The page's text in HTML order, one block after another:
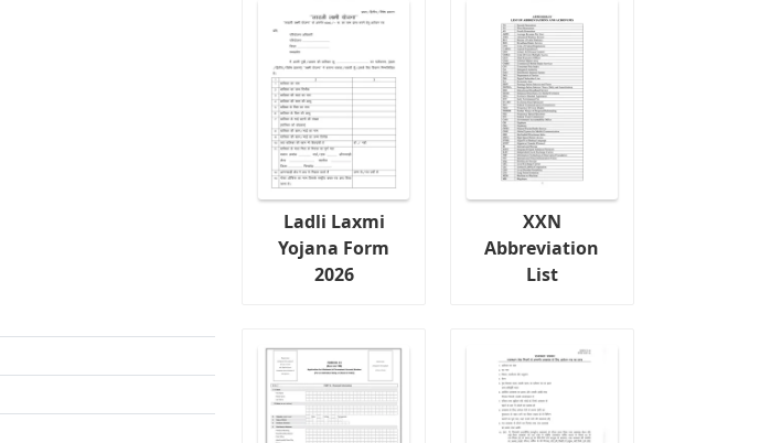
Ladli Laxmi
Yojana Form
2026
XXN
Abbreviation
List